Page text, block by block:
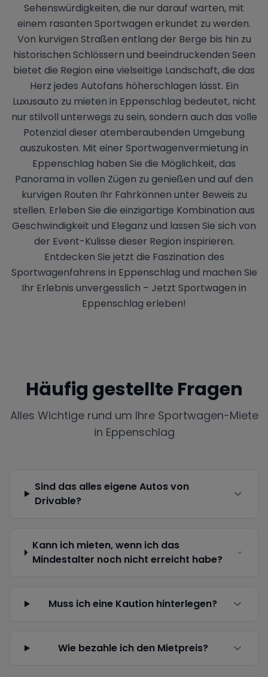
Sehenswürdigkeiten, die nur darauf warten, mit
einem rasanten Sportwagen erkundet zu werden.
Von kurvigen Straßen entlang der Berge bis hin zu
historischen Schlössern und beeindruckenden Seen
bietet die Region eine vielseitige Landschaft, die das
Herz jedes Autofans höherschlagen lässt. Ein
Luxusauto zu mieten in Eppenschlag bedeutet, nicht
nur stilvoll unterwegs zu sein, sondern auch das volle
Potenzial dieser atemberaubenden Umgebung
auszukosten. Mit einer Sportwagenvermietung in
Eppenschlag haben Sie die Möglichkeit, das
Panorama in vollen Zügen zu genießen und auf den
kurvigen Routen Ihr Fahrkönnen unter Beweis zu
stellen. Erleben Sie die einzigartige Kombination aus
Geschwindigkeit und Eleganz und lassen Sie sich von
der Event-Kulisse dieser Region inspirieren.
Entdecken Sie jetzt die Faszination des
Sportwagenfahrens in Eppenschlag und machen Sie
Ihr Erlebnis unvergesslich – Jetzt Sportwagen in
Eppenschlag erleben!
Häufig gestellte Fragen
Alles Wichtige rund um Ihre Sportwagen-Miete
in Eppenschlag
Sind das alles eigene Autos von
Drivable?
Kann ich mieten, wenn ich das
Mindestalter noch nicht erreicht habe?
Muss ich eine Kaution hinterlegen?
Wie bezahle ich den Mietpreis?